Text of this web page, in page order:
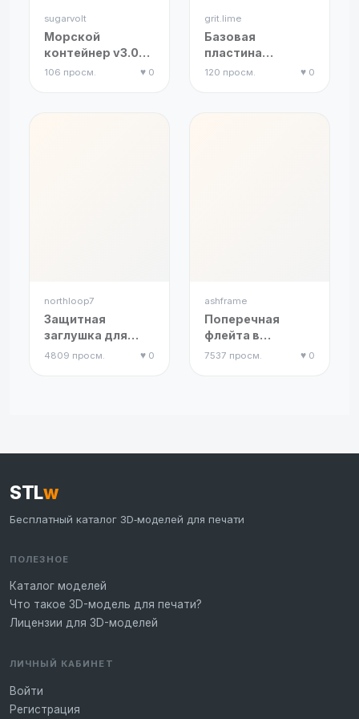
sugarvolt
Морской
контейнер v3.0
(Штабелируемый,
106 просм. ♥ 0
grit.lime
Базовая
пластина
Gridfinity:
120 просм. ♥ 0
northloop7
Защитная
заглушка для
HDMI порта
4809 просм. ♥ 0
ashframe
Поперечная
флейта в
тональности До
7537 просм. ♥ 0
STLw
Бесплатный каталог 3D‑моделей для печати
ПОЛЕЗНОЕ
Каталог моделей
Что такое 3D-модель для печати?
Лицензии для 3D-моделей
ЛИЧНЫЙ КАБИНЕТ
Войти
Регистрация